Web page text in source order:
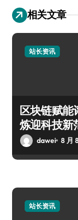
相关文章
站长资讯
区块链赋能
炼迎科技新
dawei 8 月
站长资讯